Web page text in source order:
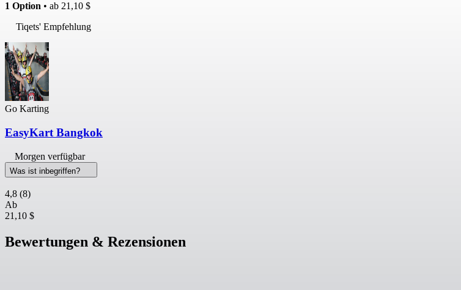
1 Option • ab 21,10 $
Tiqets' Empfehlung
Go Karting
EasyKart Bangkok
Morgen verfügbar
Was ist inbegriffen?
4,8 (8)
Ab
21,10 $
Bewertungen & Rezensionen